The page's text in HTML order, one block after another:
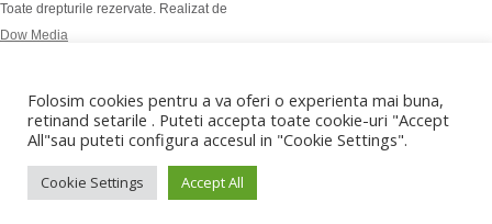
Toate drepturile rezervate. Realizat de
Dow Media
Mob: 0732 / 970 192
office@tradedesign.ro ,
vanzari@tradedesign.ro
Folosim cookies pentru a va oferi o experienta mai buna,
retinand setarile . Puteti accepta toate cookie-uri "Accept
All"sau puteti configura accesul in "Cookie Settings".
Cookie Settings Accept All